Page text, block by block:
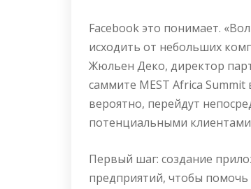
Facebook это понимает.
исходить от небольших
Жюльен Деко, директор
саммите MEST Africa
вероятно, перейдут
потенциальными клиентами
Первый шаг: создание
предприятий, чтобы